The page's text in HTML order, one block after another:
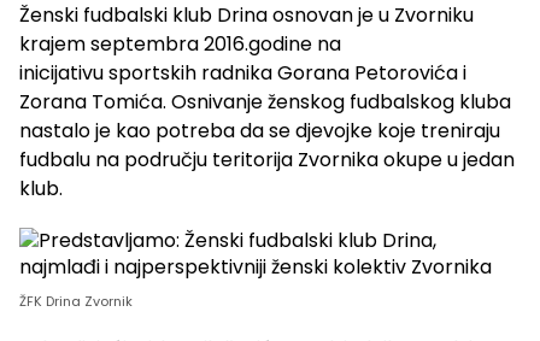
Ženski fudbalski klub Drina osnovan je u Zvorniku
krajem septembra 2016.godine na
inicijativu sportskih radnika Gorana Petorovića i
Zorana Tomića. Osnivanje ženskog fudbalskog kluba
nastalo je kao potreba da se djevojke koje treniraju
fudbalu na području teritorija Zvornika okupe u jedan
klub.
ŽFK Drina Zvornik